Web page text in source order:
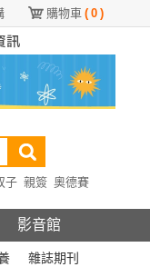
購物車 ( 0 )
子 親簽 奧德賽
影音館
雜誌期刊